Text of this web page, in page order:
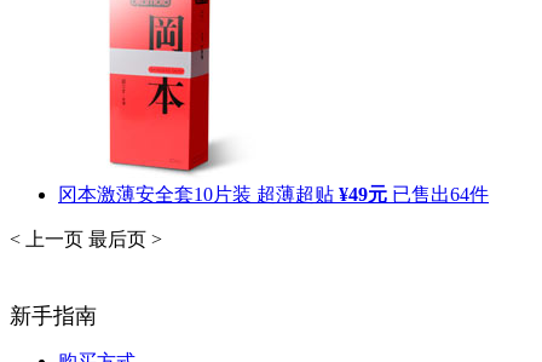
冈本激薄安全套10片装 超薄超贴 ¥49元 已售出64件
< 上一页 最后页 >
新手指南